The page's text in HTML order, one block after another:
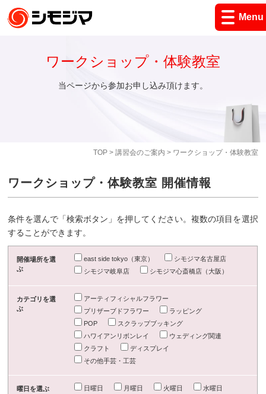
Menu
TOP> 講習会のご案内 > ワークショップ・体験教室
ワークショップ・体験教室
当ページから参加お申し込み頂けます。
ワークショップ・体験教室 開催情報
条件を選んで「検索ボタン」を押してください。複数の項目を選択
することができます。
開催場所を選
ぶ
east side tokyo（東京）
シモジマ名古屋店
シモジマ岐阜店
シモジマ心斎橋店（大阪）
カテゴリを選
ぶ
アーティフィシャルフラワー
プリザーブドフラワー
ラッピング
POP
スクラップブッキング
ハワイアンリボンレイ
ウェディング関連
クラフト
ディスプレイ
その他手芸・工芸
曜日を選ぶ 日曜日 月曜日 火曜日
水曜日